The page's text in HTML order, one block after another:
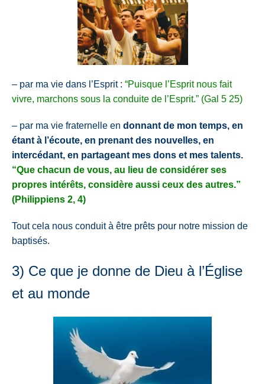
– par ma vie dans l’Esprit : “Puisque l’Esprit nous fait
vivre, marchons sous la conduite de l’Esprit.” (Gal 5 25)
– par ma vie fraternelle en donnant de mon temps, en
étant à l’écoute, en prenant des nouvelles, en
intercédant, en partageant mes dons et mes talents.
“Que chacun de vous, au lieu de considérer ses
propres intérêts, considère aussi ceux des autres.”
(Philippiens 2, 4)
Tout cela nous conduit à être prêts pour notre mission de
baptisés.
3) Ce que je donne de Dieu à l’Église
et au monde